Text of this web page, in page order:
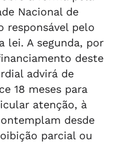
Nacional de
responsável pelo
lei. A segunda, por
deste
advirá de
18 meses para
atenção, à
desde
parcial ou